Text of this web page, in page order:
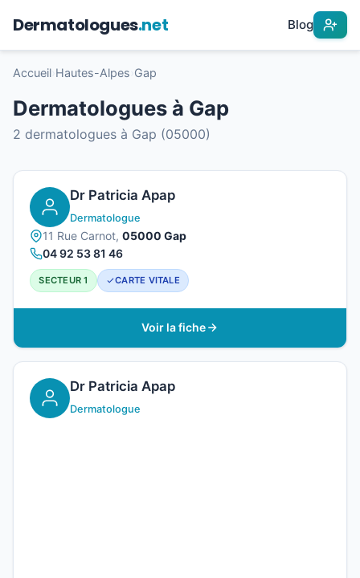
Dermatologues.net Blog
Accueil Hautes-Alpes Gap
Dermatologues à Gap
2 dermatologues à Gap (05000)
Dr Patricia Apap
Dermatologue
11 Rue Carnot, 05000 Gap
04 92 53 81 46
SECTEUR 1 CARTE VITALE
Voir la fiche
Dr Patricia Apap
Dermatologue